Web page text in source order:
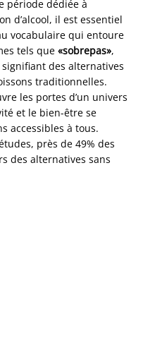
période dédiée à
d’alcool, il est essentiel
vocabulaire qui entoure
tels que«sobrepas»,
des alternatives
traditionnelles.
les portes d’un univers
et le bien-être se
accessibles à tous.
près de 49% des
des alternatives sans